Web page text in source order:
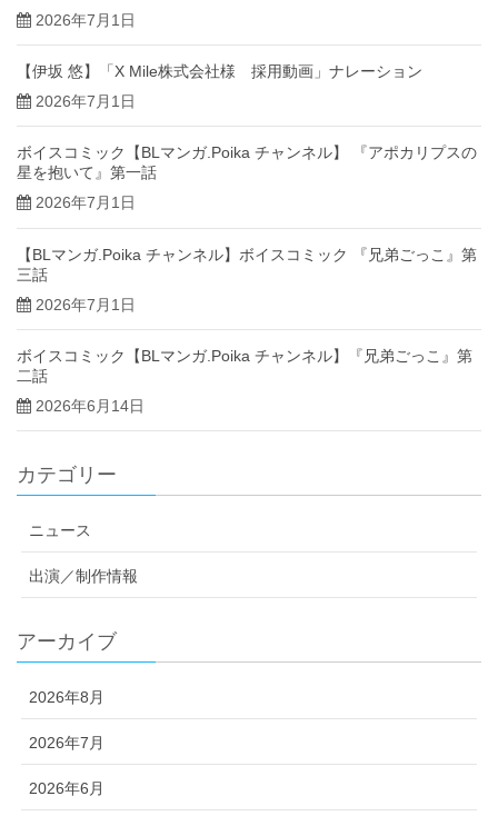
2026年7月1日
【伊坂 悠】「X Mile株式会社様 採用動画」ナレーション
2026年7月1日
ボイスコミック【BLマンガ.Poika チャンネル】 『アポカリプスの
星を抱いて』第一話
2026年7月1日
【BLマンガ.Poika チャンネル】ボイスコミック 『兄弟ごっこ』第
三話
2026年7月1日
ボイスコミック【BLマンガ.Poika チャンネル】『兄弟ごっこ』第
二話
2026年6月14日
カテゴリー
ニュース
出演／制作情報
アーカイブ
2026年8月
2026年7月
2026年6月